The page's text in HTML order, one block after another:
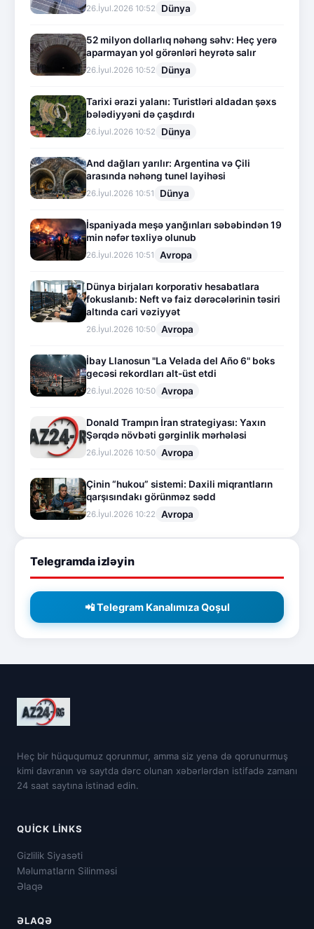
26.İyul.2026 10:52 Dünya
52 milyon dollarlıq nəhəng səhv: Heç yerə
aparmayan yol görənləri heyrətə salır
26.İyul.2026 10:52 Dünya
Tarixi ərazi yalanı: Turistləri aldadan şəxs
bələdiyyəni də çaşdırdı
26.İyul.2026 10:52 Dünya
And dağları yarılır: Argentina və Çili
arasında nəhəng tunel layihəsi
26.İyul.2026 10:51 Dünya
İspaniyada meşə yanğınları səbəbindən 19
min nəfər təxliyə olunub
26.İyul.2026 10:51 Avropa
Dünya birjaları korporativ hesabatlara
fokuslanıb: Neft və faiz dərəcələrinin təsiri
altında cari vəziyyət
26.İyul.2026 10:50 Avropa
İbay Llanosun "La Velada del Año 6" boks
gecəsi rekordları alt-üst etdi
26.İyul.2026 10:50 Avropa
Donald Trampın İran strategiyası: Yaxın
Şərqdə növbəti gərginlik mərhələsi
26.İyul.2026 10:50 Avropa
Çinin “hukou” sistemi: Daxili miqrantların
qarşısındakı görünməz sədd
26.İyul.2026 10:22 Avropa
Telegramda izləyin
📲 Telegram Kanalımıza Qoşul
Heç bir hüququmuz qorunmur, amma siz yenə də qorunurmuş
kimi davranın və saytda dərc olunan xəbərlərdən istifadə zamanı
24 saat saytına istinad edin.
QUICK LINKS
Gizlilik Siyasəti
Məlumatların Silinməsi
Əlaqə
ƏLAQƏ